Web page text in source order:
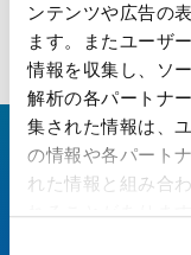
ンテンツや広告の
ます。またユーザ
情報を収集し、ソ
解析の各パートナ
集された情報は、
の情報や各パート
れた情報と組み合
れることがありま
ここにし
価値を生み